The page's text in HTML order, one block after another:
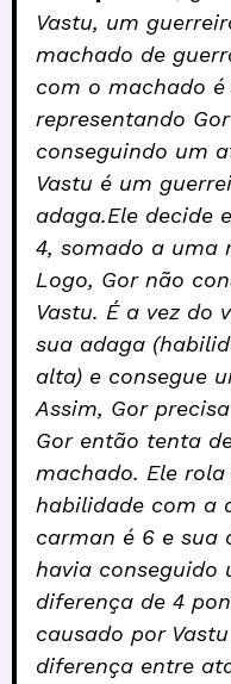
Vastu, um
machado de
com o machado
representando
conseguindo um
Vastu é um
adaga.Ele decide
4, somado a uma
Logo, Gor não
Vastu. É a vez do
sua adaga
alta) e consegue
Assim, Gor
Gor então tenta
machado. Ele
habilidade com a
carman é 6 e sua
havia conseguido
diferença de 4
causado por
diferença entre